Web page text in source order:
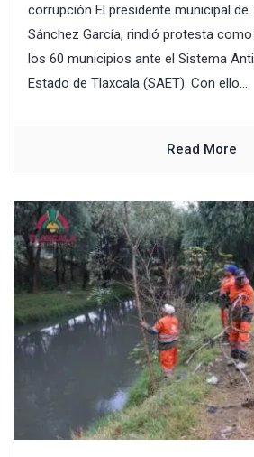
corrupción El presidente municipal
Sánchez García, rindió protesta
los 60 municipios ante el Sistema
Estado de Tlaxcala (SAET). Con ello...
Read More